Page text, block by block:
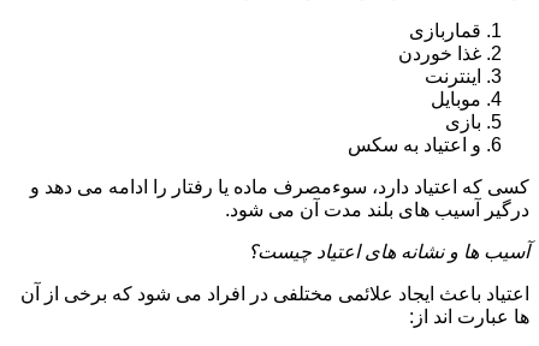
قماربازی
غذا خوردن
اینترنت
موبایل
بازی
و اعتیاد به سکس
کسی که اعتیاد دارد، سوءمصرف ماده یا رفتار را ادامه می دهد و
درگیر آسیب های بلند مدت آن می شود.
آسیب ها و نشانه های اعتیاد چیست؟
اعتیاد باعث ایجاد علائمی مختلفی در افراد می شود که برخی از آن
ها عبارت اند از: